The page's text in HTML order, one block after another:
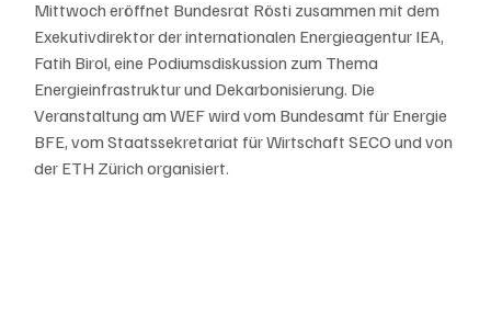
Mittwoch eröffnet Bundesrat Rösti zusammen mit dem
Exekutivdirektor der internationalen Energieagentur IEA,
Fatih Birol, eine Podiumsdiskussion zum Thema
Energieinfrastruktur und Dekarbonisierung. Die
Veranstaltung am WEF wird vom Bundesamt für Energie
BFE, vom Staatssekretariat für Wirtschaft SECO und von
der ETH Zürich organisiert.